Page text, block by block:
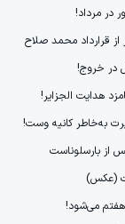
در مرداد!
از قرارداد محمد صلاح
در خروج!
هدایت الجزایر!
از بارسلوناست
(عکس)
می‌شود!